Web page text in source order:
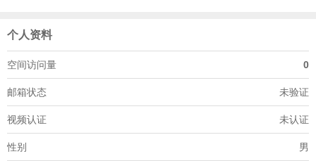
个人资料
空间访问量 0
邮箱状态 未验证
视频认证 未认证
性别 男